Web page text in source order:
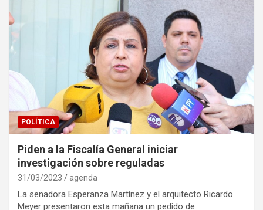
POLÍTICA
Piden a la Fiscalía General iniciar
investigación sobre reguladas
31/03/2023 agenda
La senadora Esperanza Martínez y el arquitecto Ricardo
Meyer presentaron esta mañana un pedido de